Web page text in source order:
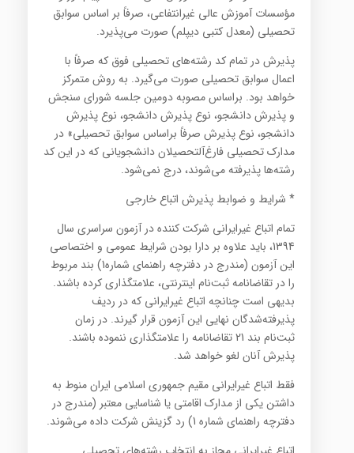
مؤسسات آموزش عالی غیرانتفاعی، صرفاً بر اساس سوابق
تحصیلی (معدل کتبی دیپلم) صورت می‌پذیرد.
پذیرش در تمام کد رشته‌های تحصیلی فوق که صرفاً با
اعمال سوابق تحصیلی صورت می‌گیرد. به روش متمرکز
خواهد بود. براساس مصوبه دومین جلسه شورای سنجش
و پذیرش دانشجو، نوع پذیرش دانشجو، نوع پذیرش
دانشجو، نوع پذیرش صرفاً براساس سوابق تحصیلی» در
مدارک تحصیلی فارغ‌آلتحصیلان دانشجویانی که در این کد
رشته‌ها پذیرفته می‌شوند، درج نمی‌شود.
* شرایط و ضوابط پذیرش اتباع خارجی
تمام اتباع غیرایرانی شرکت کننده در آزمون سراسری سال
1394، باید علاوه بر دارا بودن شرایط عمومی و اختصاصی
این آزمون (مندرج در دفترچه راهنمای شماره1) بند مربوط
را در تقاضانامه ثبت‌نام اینترنتی، علامتگذاری کرده باشند.
بدیهی است چنانچه اتباع غیرایرانی که در ردیف
پذیرفته‌شدگان نهایی این آزمون قرار گیرند. در زمان
ثبت‌نام بند 21 تقاضانامه را علامتگذاری ننموده باشند.
پذیرش آنان لغو خواهد شد.
فقط اتباع غیرایرانی مقیم جمهوری اسلامی ایران منوط به
داشتن یکی از مدارک اقامتی یا شناسایی معتبر (مندرج در
دفترچه راهنمای شماره 1) رد گزینش شرکت داده می‌شوند.